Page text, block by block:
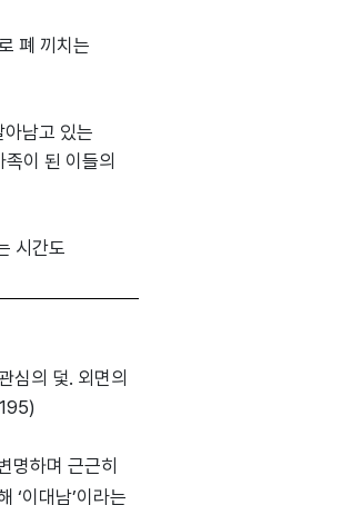
폐 끼치는
남고 있는
이 된 이들의
시간도
심의 덫. 외면의
명하며 근근히
‘이대남’이라는